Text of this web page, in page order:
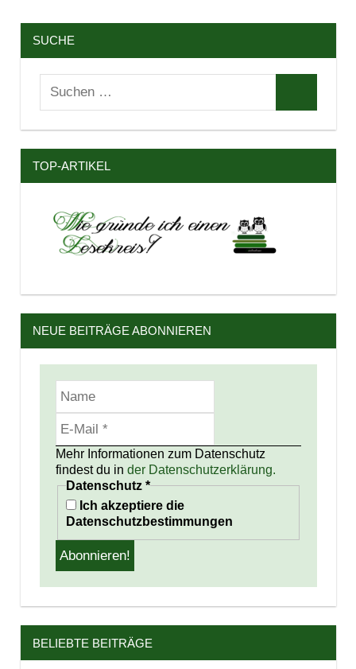
SUCHE
Suchen
TOP-ARTIKEL
NEUE BEITRÄGE ABONNIEREN
Mehr Informationen zum Datenschutz
findest du in der Datenschutzerklärung.
Datenschutz *
Ich akzeptiere die
Datenschutzbestimmungen
BELIEBTE BEITRÄGE